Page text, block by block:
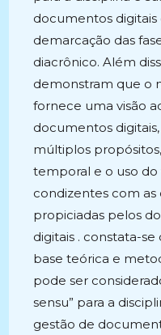
documentos digitais
demarcação das
diacrônico. Além
demonstram que o
fornece uma visão
documentos
múltiplos
temporal e o uso
condizentes com as
propiciadas pelos
digitais . constata-
base teórica e
pode ser
sensu” para a
gestão de